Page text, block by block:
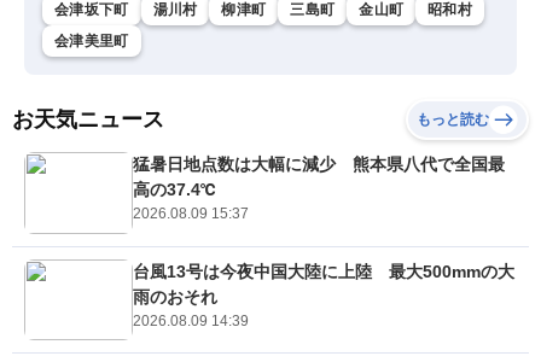
会津坂下町
湯川村 柳津町 三島町 金山町
昭和村
会津美里町
お天気ニュース もっと読む
猛暑日地点数は大幅に減少 熊本県八代で全国最
高の37.4℃
2026.08.09 15:37
台風13号は今夜中国大陸に上陸 最大500mmの大
雨のおそれ
2026.08.09 14:39